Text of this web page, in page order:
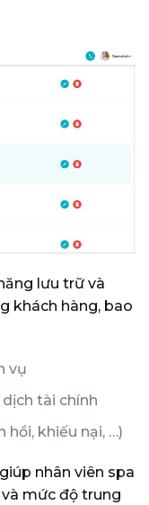
lưu trữ và
khách hàng, bao
vụ
tài chính
hồi, khiếu nại, …)
nhân viên spa
mức độ trung